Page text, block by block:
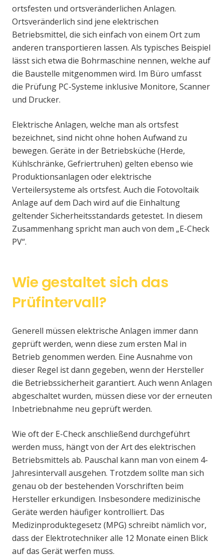
ortsfesten und ortsveränderlichen Anlagen.
Ortsveränderlich sind jene elektrischen
Betriebsmittel, die sich einfach von einem Ort zum
anderen transportieren lassen. Als typisches Beispiel
lässt sich etwa die Bohrmaschine nennen, welche auf
die Baustelle mitgenommen wird. Im Büro umfasst
die Prüfung PC-Systeme inklusive Monitore, Scanner
und Drucker.
Elektrische Anlagen, welche man als ortsfest
bezeichnet, sind nicht ohne hohen Aufwand zu
bewegen. Geräte in der Betriebsküche (Herde,
Kühlschränke, Gefriertruhen) gelten ebenso wie
Produktionsanlagen oder elektrische
Verteilersysteme als ortsfest. Auch die Fotovoltaik
Anlage auf dem Dach wird auf die Einhaltung
geltender Sicherheitsstandards getestet. In diesem
Zusammenhang spricht man auch von dem „E-Check
PV“.
Wie gestaltet sich das
Prüfintervall?
Generell müssen elektrische Anlagen immer dann
geprüft werden, wenn diese zum ersten Mal in
Betrieb genommen werden. Eine Ausnahme von
dieser Regel ist dann gegeben, wenn der Hersteller
die Betriebssicherheit garantiert. Auch wenn Anlagen
abgeschaltet wurden, müssen diese vor der erneuten
Inbetriebnahme neu geprüft werden.
Wie oft der E-Check anschließend durchgeführt
werden muss, hängt von der Art des elektrischen
Betriebsmittels ab. Pauschal kann man von einem 4-
Jahresintervall ausgehen. Trotzdem sollte man sich
genau ob der bestehenden Vorschriften beim
Hersteller erkundigen. Insbesondere medizinische
Geräte werden häufiger kontrolliert. Das
Medizinproduktegesetz (MPG) schreibt nämlich vor,
dass der Elektrotechniker alle 12 Monate einen Blick
auf das Gerät werfen muss.